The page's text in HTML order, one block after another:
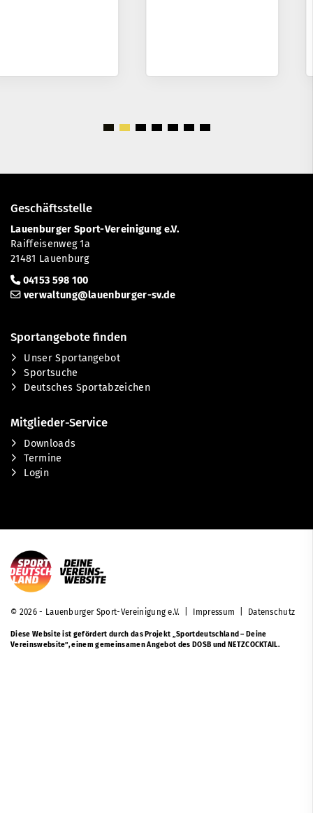
Geschäftsstelle
Lauenburger Sport-Vereinigung e.V.
Raiffeisenweg 1a
21481 Lauenburg
04153 598 100
verwaltung@lauenburger-sv.de
Sportangebote finden
Unser Sportangebot
Sportsuche
Deutsches Sportabzeichen
Mitglieder-Service
Downloads
Termine
Login
© 2026 - Lauenburger Sport-Vereinigung e.V. | Impressum Datenschutz
Diese Website ist gefördert durch das Projekt „Sportdeutschland – Deine
Vereinswebsite”, einem gemeinsamen Angebot des DOSB und NETZCOCKTAIL.